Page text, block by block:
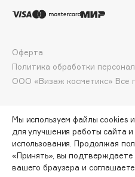
Dorco
Dr. Vranjes Firenze
Dr.Althea
Dr.Ceuracle
DSD de Luxe
Dyson
ООО «Визаж косметикс» Все
Оферта
Политика обработки
Мы используем файлы cookies
для улучшения работы сайта
использования. Продолжая
«Принять», вы подтверждаете
вашего браузера и